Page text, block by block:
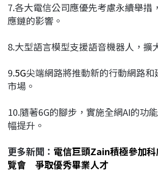
7.各大電信公司應優先考慮永續舉措
應鏈的影響。
8.大型語言模型支援語音機器人，擴
9.5G尖端網路將推動新的行動網路和
市場。
10.隨著6G的腳步，實施全網AI的功
幅提升。
更多新聞： 電信巨頭Zain積極參加
覽會 爭取優秀畢業人才